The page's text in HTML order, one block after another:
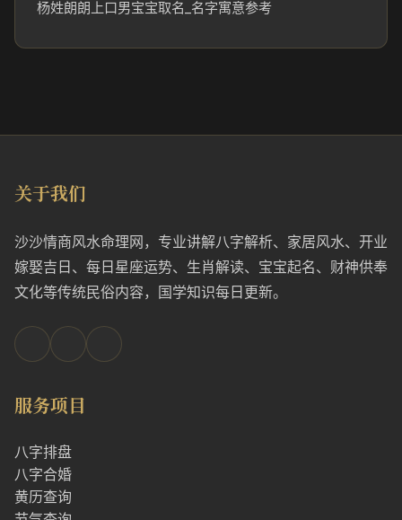
杨姓朗朗上口男宝宝取名_名字寓意参考
关于我们
沙沙情商风水命理网，专业讲解八字解析、家居风水、开业
嫁娶吉日、每日星座运势、生肖解读、宝宝起名、财神供奉
文化等传统民俗内容，国学知识每日更新。
服务项目
八字排盘
八字合婚
黄历查询